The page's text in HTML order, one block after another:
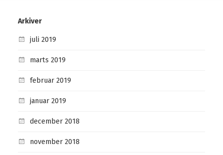
Arkiver
juli 2019
marts 2019
februar 2019
januar 2019
december 2018
november 2018